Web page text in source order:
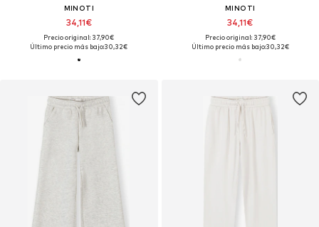
MINOTI
34,11€
Precio original: 37,90€
Último precio más bajo:30,32€
MINOTI
34,11€
Precio original: 37,90€
Último precio más bajo:30,32€